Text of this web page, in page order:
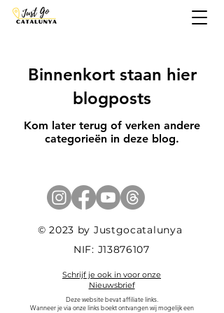
Binnenkort staan hier
blogposts
Kom later terug of verken andere
categorieën in deze blog.
© 2023 by Justgocatalunya
NIF: J13876107
Schrijf je ook in voor onze
Nieuwsbrief
Deze website bevat affiliate links.
Wanneer je via onze links boekt ontvangen wij mogelijk een